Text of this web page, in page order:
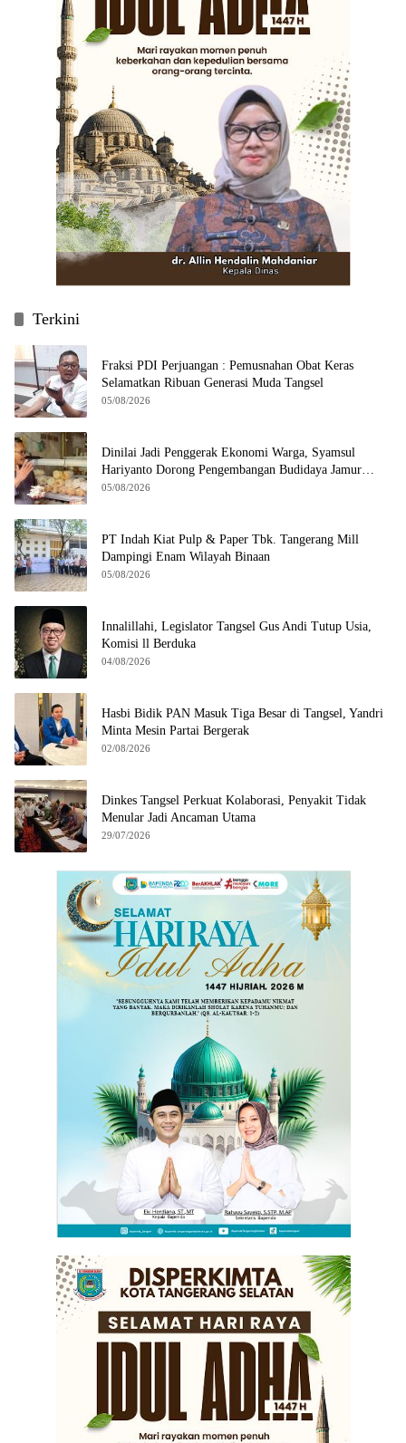
Terkini
Fraksi PDI Perjuangan : Pemusnahan Obat Keras
Selamatkan Ribuan Generasi Muda Tangsel
05/08/2026
Dinilai Jadi Penggerak Ekonomi Warga, Syamsul
Hariyanto Dorong Pengembangan Budidaya Jamur
Crispy di Serpong
05/08/2026
PT Indah Kiat Pulp & Paper Tbk. Tangerang Mill
Dampingi Enam Wilayah Binaan
05/08/2026
Innalillahi, Legislator Tangsel Gus Andi Tutup Usia,
Komisi ll Berduka
04/08/2026
Hasbi Bidik PAN Masuk Tiga Besar di Tangsel, Yandri
Minta Mesin Partai Bergerak
02/08/2026
Dinkes Tangsel Perkuat Kolaborasi, Penyakit Tidak
Menular Jadi Ancaman Utama
29/07/2026